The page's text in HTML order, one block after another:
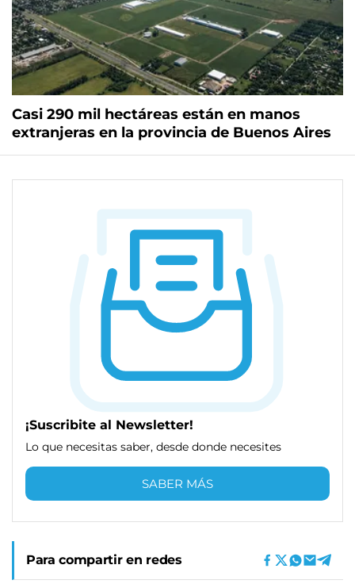
Casi 290 mil hectáreas están en manos
extranjeras en la provincia de Buenos Aires
¡Suscribite al Newsletter!
Lo que necesitas saber, desde donde necesites
SABER MÁS
Para compartir en redes